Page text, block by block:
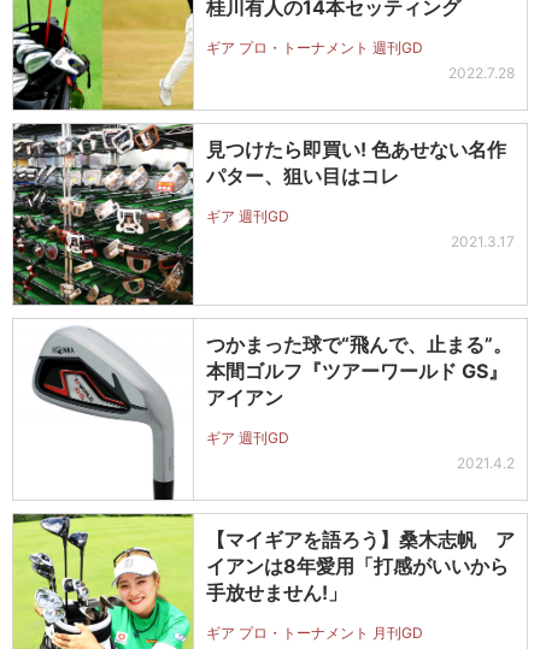
桂川有人の14本セッティング
ギア プロ・トーナメント 週刊GD
2022.7.28
見つけたら即買い! 色あせない名作
パター、狙い目はコレ
ギア 週刊GD
2021.3.17
つかまった球で“飛んで、止まる”。
本間ゴルフ『ツアーワールド GS』
アイアン
ギア 週刊GD
2021.4.2
【マイギアを語ろう】桑木志帆 ア
イアンは8年愛用「打感がいいから
手放せません!」
ギア プロ・トーナメント 月刊GD